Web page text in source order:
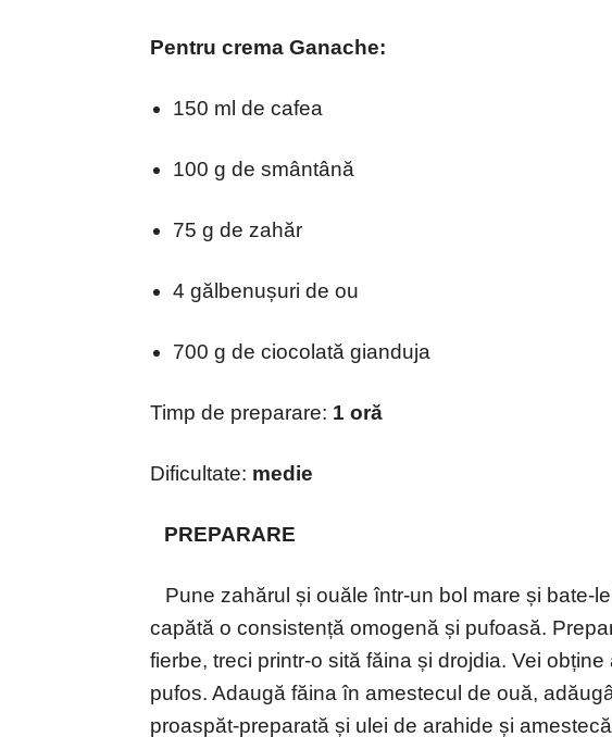
Pentru crema Ganache:
150 ml de cafea
100 g de smântână
75 g de zahăr
4 gălbenușuri de ou
700 g de ciocolată gianduja
Timp de preparare: 1 oră
Dificultate: medie
PREPARARE
Pune zahărul și ouăle într-un bol mare și bate-
capătă o consistență omogenă și pufoasă.
fierbe, treci printr-o sită făina și drojdia. Vei
pufos. Adaugă făina în amestecul de ouă,
proaspăt-preparată și ulei de arahide și